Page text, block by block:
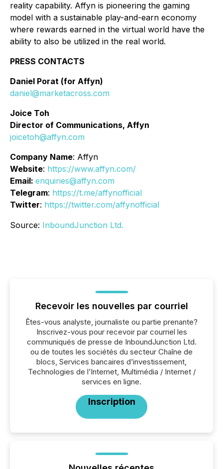
reality capability. Affyn is pioneering the gaming
model with a sustainable play-and-earn economy
where rewards earned in the virtual world have the
ability to also be utilized in the real world.
PRESS CONTACTS
Daniel Porat (for Affyn)
daniel@marketacross.com
Joice Toh
Director of Communications, Affyn
joicetoh@affyn.com
Company Name: Affyn
Website: https://www.affyn.com/
Email: enquiries@affyn.com
Telegram: https://t.me/affynofficial
Twitter: https://twitter.com/affynofficial
Source: InboundJunction Ltd.
Recevoir les nouvelles par courriel
Êtes-vous analyste, journaliste ou partie prenante?
Inscrivez-vous pour recevoir par courriel les
communiqués de presse de InboundJunction Ltd.
ou de toutes les sociétés du secteur Chaîne de
blocs, Services bancaires d’investissement,
Technologies de l’Internet, Multimédia / Internet /
services en ligne.
Inscription